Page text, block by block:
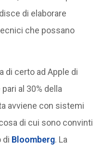
di elaborare
che possano
di certo ad Apple di
al 30% della
avviene con sistemi
di cui sono convinti
di Bloomberg. La